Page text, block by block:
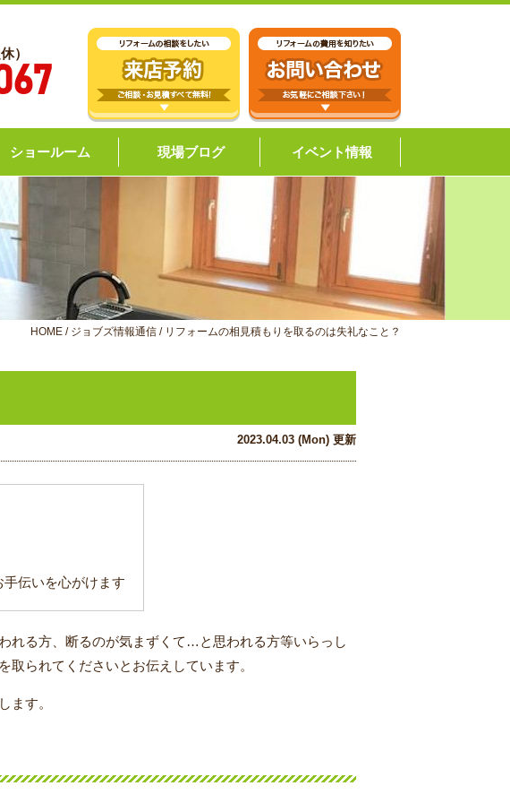
）
ショールーム 現場ブログ イベント情報
HOME / ジョブズ情報通信 / リフォームの相見積もりを取るのは失礼なこと？
2023.04.03 (Mon) 更新
伝いを心がけます
れる方、断るのが気まずくて…と思われる方等いらっし
られてくださいとお伝えしています。
ます。